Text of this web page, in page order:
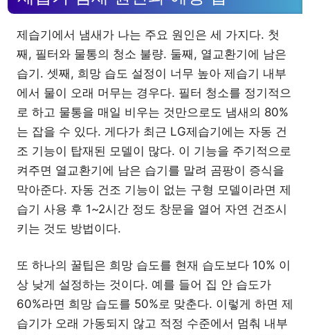
제습기에서 냄새가 나는 주요 원인은 세 가지다. 첫
째, 필터와 물통의 청소 불량. 둘째, 열교환기에 남은
습기. 셋째, 희망 습도 설정이 너무 높아 제습기 내부
에서 물이 오래 머무는 경우다. 필터 청소를 정기적으
로 하고 물통을 매일 비우는 것만으로도 냄새의 80%
는 잡을 수 있다. 게다가 최근 LG제습기에는 자동 건
조 기능이 탑재된 모델이 많다. 이 기능을 주기적으로
켜주면 열교환기에 남은 습기를 말려 곰팡이 증식을
막아준다. 자동 건조 기능이 없는 구형 모델이라면 제
습기 사용 후 1~2시간 정도 창문을 열어 자연 건조시
키는 것도 방법이다.
또 하나의 꿀팁은 희망 습도를 현재 습도보다 10% 이
상 낮게 설정하는 것이다. 예를 들어 집 안 습도가
60%라면 희망 습도를 50%로 맞춘다. 이렇게 하면 제
습기가 오래 가동되지 않고 적정 수준에서 멈춰 내부